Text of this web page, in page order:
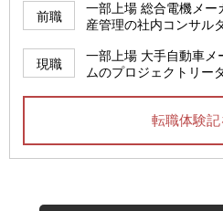
前職
一部上場 総合電機
産管理の社内コンサル
現職
一部上場 大手自動
ムのプロジェクトリー
転職体験記